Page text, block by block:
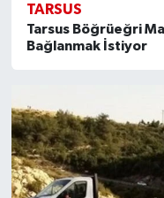
TARSUS
Tarsus Böğrüeğri
Bağlanmak İstiyor